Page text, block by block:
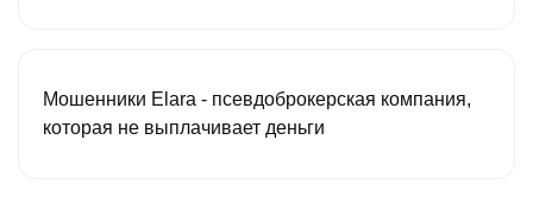
Мошенники Elara - псевдоброкерская компания,
которая не выплачивает деньги